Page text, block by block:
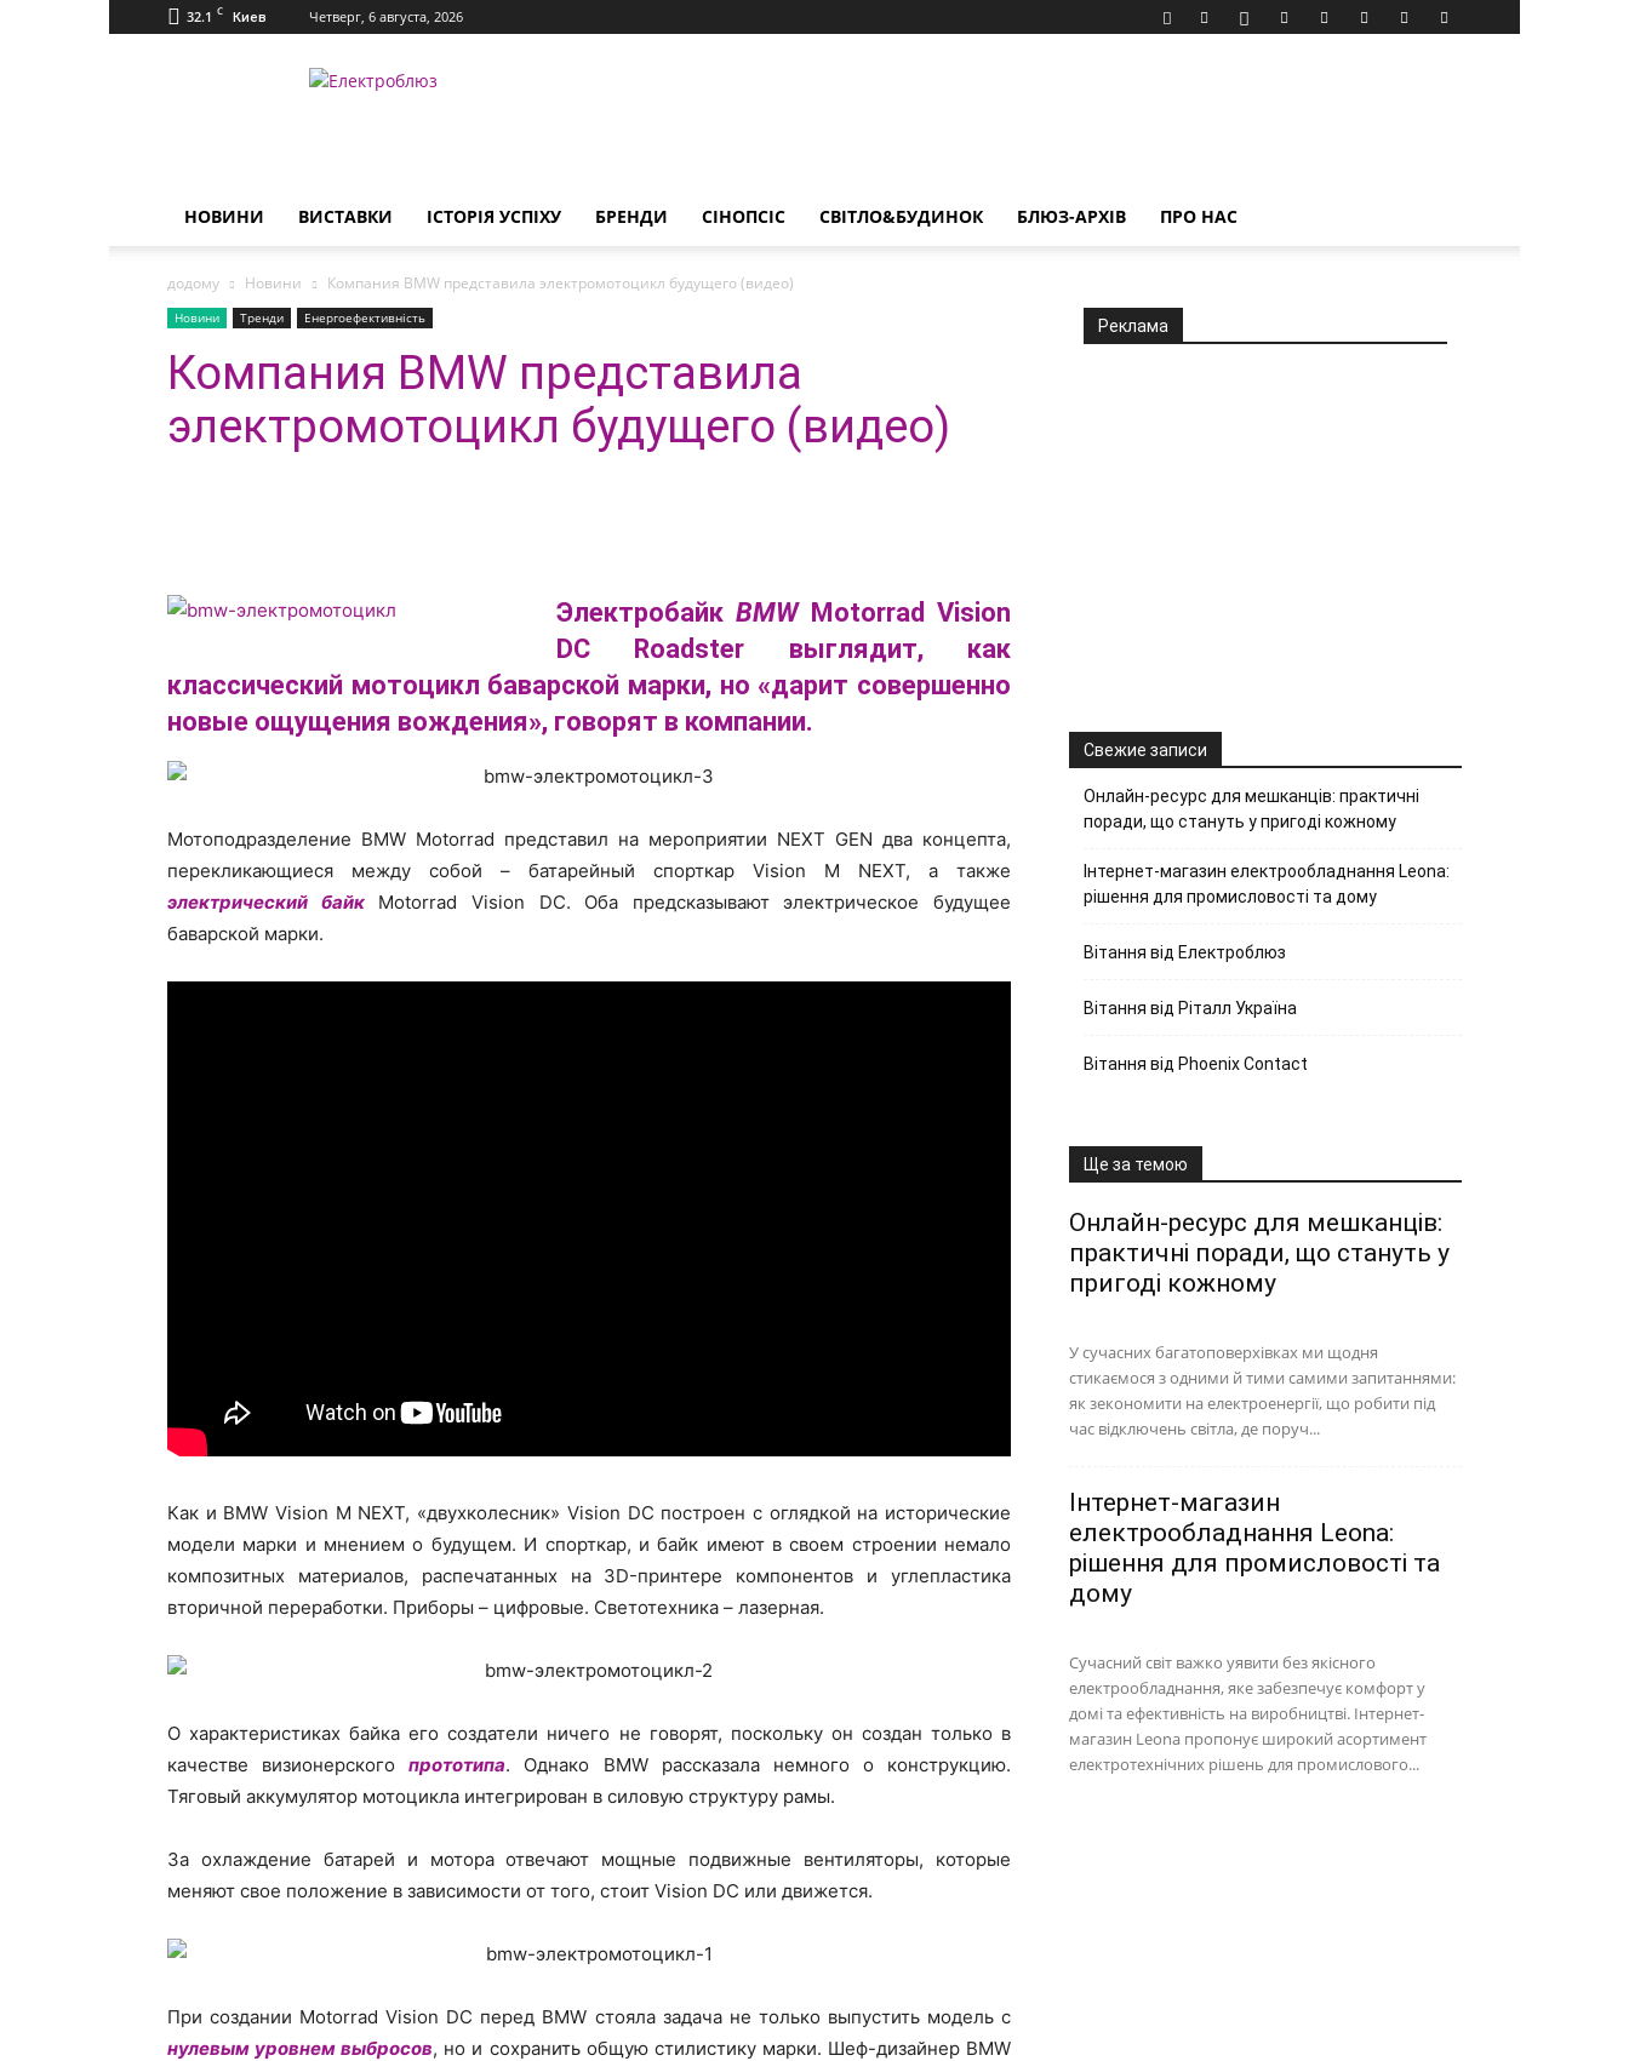
32.1 C Киев Четверг, 6 августа, 2026
Електроблюз
НОВИНИ ВИСТАВКИ ІСТОРІЯ УСПІХУ БРЕНДИ СІНОПСІС СВІТЛО&БУДИНОК БЛЮЗ-АРХІВ ПРО НАС
додому Новини Компания BMW представила электромотоцикл будущего (видео)
Новини Тренди Енергоефективність
Компания BMW представила
электромотоцикл будущего (видео)
Электробайк BMWMotorrad Vision
DC Roadster выглядит, как
классический мотоцикл баварской марки, но «дарит совершенно
новые ощущения вождения», говорят в компании.
Мотоподразделение BMW Motorrad представил на мероприятии NEXT GEN два концепта,
перекликающиеся между собой – батарейный спорткар Vision M NEXT, а также
электрический байкMotorrad Vision DC. Оба предсказывают электрическое будущее
баварской марки.
Как и BMW Vision M NEXT, «двухколесник» Vision DC построен с оглядкой на исторические
модели марки и мнением о будущем. И спорткар, и байк имеют в своем строении немало
композитных материалов, распечатанных на 3D-принтере компонентов и углепластика
вторичной переработки. Приборы – цифровые. Светотехника – лазерная.
О характеристиках байка его создатели ничего не говорят, поскольку он создан только в
качестве визионерскогопрототипа. Однако BMW рассказала немного о конструкцию.
Тяговый аккумулятор мотоцикла интегрирован в силовую структуру рамы.
За охлаждение батарей и мотора отвечают мощные подвижные вентиляторы, которые
меняют свое положение в зависимости от того, стоит Vision DC или движется.
При создании Motorrad Vision DC перед BMW стояла задача не только выпустить модель с
нулевым уровнем выбросов, но и сохранить общую стилистику марки. Шеф-дизайнер BMW
Реклама
Свежие записи
Онлайн-ресурс для мешканців: практичні
поради, що стануть у пригоді кожному
Інтернет-магазин електрообладнання Leona:
рішення для промисловості та дому
Вітання від Електроблюз
Вітання від Ріталл Україна
Вітання від Phoenix Contact
Ще за темою
Онлайн-ресурс для мешканців:
практичні поради, що стануть у
пригоді кожному
У сучасних багатоповерхівках ми щодня
стикаємося з одними й тими самими запитаннями:
як зекономити на електроенергії, що робити під
час відключень світла, де поруч...
Інтернет-магазин
електрообладнання Leona:
рішення для промисловості та
дому
Сучасний світ важко уявити без якісного
електрообладнання, яке забезпечує комфорт у
домі та ефективність на виробництві. Інтернет-
магазин Leona пропонує широкий асортимент
електротехнічних рішень для промислового...